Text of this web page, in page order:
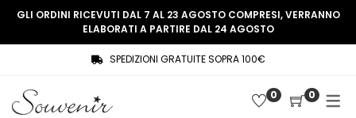
SHOP
Souvenir Privée
COLLEZIONE
THREE WOMEN, ONE MEMORY
GLI ORDINI RICEVUTI DAL 7 AL 23 AGOSTO COMPRESI, VERRANNO
ELABORATI A PARTIRE DAL 24 AGOSTO
SPEDIZIONI GRATUITE SOPRA 100€
0 0